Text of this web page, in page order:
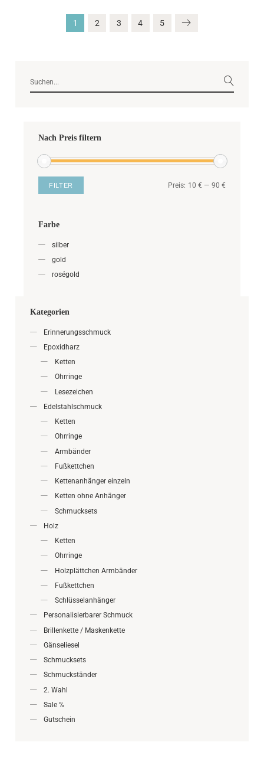
1 2 3 4 5
Nach Preis filtern
FILTER Preis: 10 € — 90 €
Farbe
silber
gold
roségold
Kategorien
Erinnerungsschmuck
Epoxidharz
Ketten
Ohrringe
Lesezeichen
Edelstahlschmuck
Ketten
Ohrringe
Armbänder
Fußkettchen
Kettenanhänger einzeln
Ketten ohne Anhänger
Schmucksets
Holz
Ketten
Ohrringe
Holzplättchen Armbänder
Fußkettchen
Schlüsselanhänger
Personalisierbarer Schmuck
Brillenkette / Maskenkette
Gänseliesel
Schmucksets
Schmuckständer
2. Wahl
Sale %
Gutschein